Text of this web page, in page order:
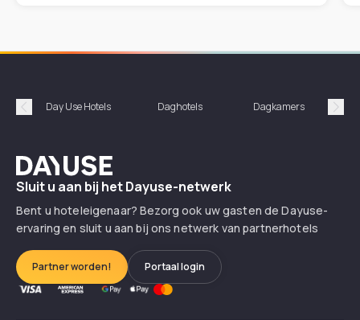
Précédent
Day Use Hotels Daghotels Dagkamers
Dayuse
Sluit u aan bij het Dayuse-netwerk
Bent u hoteleigenaar? Bezorg ook uw gasten de Dayuse-
ervaring en sluit u aan bij ons netwerk van partnerhotels
Partner worden! Portaal login